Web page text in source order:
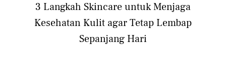
3 Langkah Skincare untuk Menjaga
Kesehatan Kulit agar Tetap Lembap
Sepanjang Hari